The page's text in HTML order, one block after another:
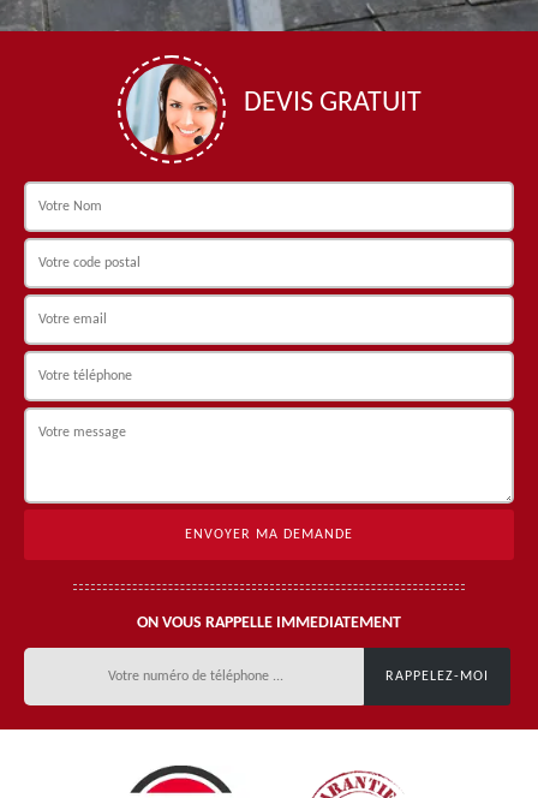
DEVIS GRATUIT
ON VOUS RAPPELLE IMMEDIATEMENT